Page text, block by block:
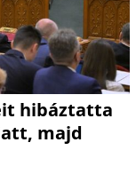
hibáztatta
majd